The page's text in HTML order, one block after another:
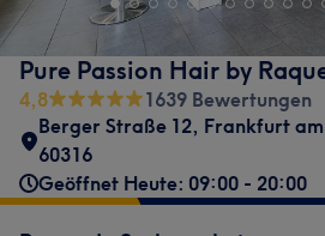
Pure Passion Hair by
4,8
1639 Bewertungen
Berger Straße 12, Frankfurt
60316
Geöffnet Heute: 09:00 - 20:00